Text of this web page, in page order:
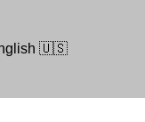
🇺🇸